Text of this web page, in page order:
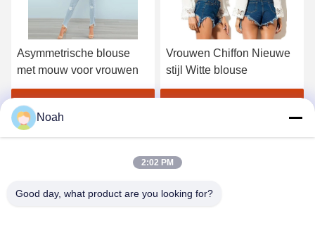
prijs
Vrouwen Chiffon Nieuwe
stijl Witte blouse
Vrouwen lage hals
bloemen chiffon
mouw top
Vind de beste
Noah
2:02 PM
Good day, what product are you looking for?